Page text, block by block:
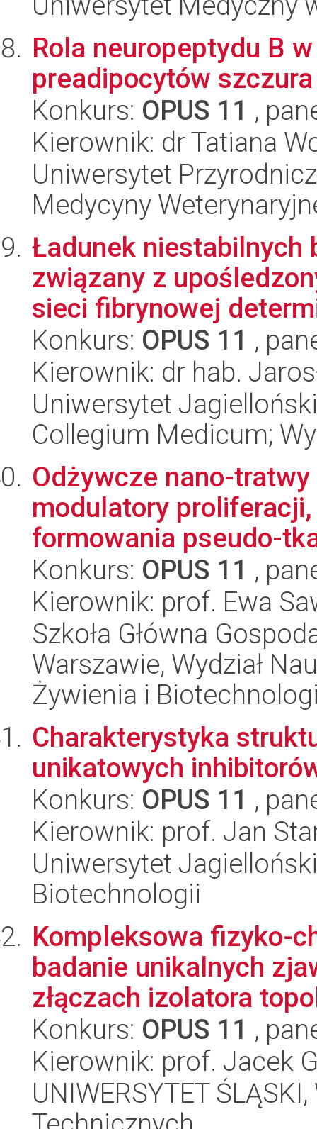
Rola neuropeptydu B
preadipocytów
Konkurs: OPUS 11 ,
Kierownik: dr Tatiana
Uniwersytet
Medycyny
Ładunek niestabilnych
związany z
sieci fibrynowej
Konkurs: OPUS 11 ,
Kierownik: dr hab.
Uniwersytet
Collegium Medicum;
Odżywcze nano-
modulatory
formowania pseudo-
Konkurs: OPUS 11 ,
Kierownik: prof. Ewa
Szkoła Główna
Warszawie, Wydział
Żywienia i
Charakterystyka
unikatowych
Konkurs: OPUS 11 ,
Kierownik: prof. Jan
Uniwersytet
Biotechnologii
Kompleksowa fizyko-
badanie unikalnych
złączach izolatora
Konkurs: OPUS 11 ,
Kierownik: prof. Jacek
UNIWERSYTET